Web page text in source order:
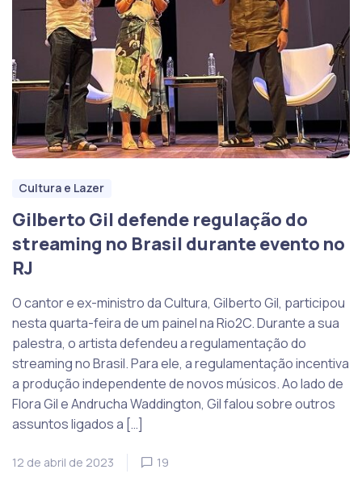
Cultura e Lazer
Gilberto Gil defende regulação do
streaming no Brasil durante evento no
RJ
O cantor e ex-ministro da Cultura, Gilberto Gil, participou
nesta quarta-feira de um painel na Rio2C. Durante a sua
palestra, o artista defendeu a regulamentação do
streaming no Brasil. Para ele, a regulamentação incentiva
a produção independente de novos músicos. Ao lado de
Flora Gil e Andrucha Waddington, Gil falou sobre outros
assuntos ligados a […]
12 de abril de 2023 19